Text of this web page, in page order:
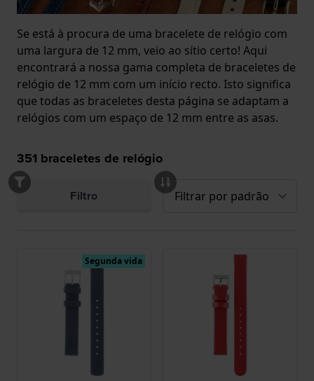
Se está à procura de uma bracelete de relógio com
uma largura de 12 mm, veio ao sítio certo! Aqui
encontrará a nossa gama completa de braceletes de
relógio de 12 mm com um início recto. Isto significa
que todas as braceletes desta página se adaptam a
relógios com um espaço de 12 mm entre as asas.
351 braceletes de relógio
Filtro
Segunda vida